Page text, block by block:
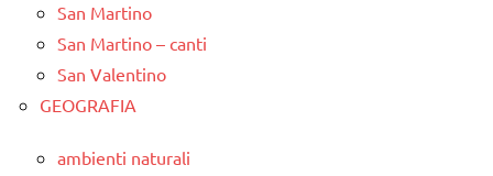
San Martino
San Martino – canti
San Valentino
GEOGRAFIA
ambienti naturali